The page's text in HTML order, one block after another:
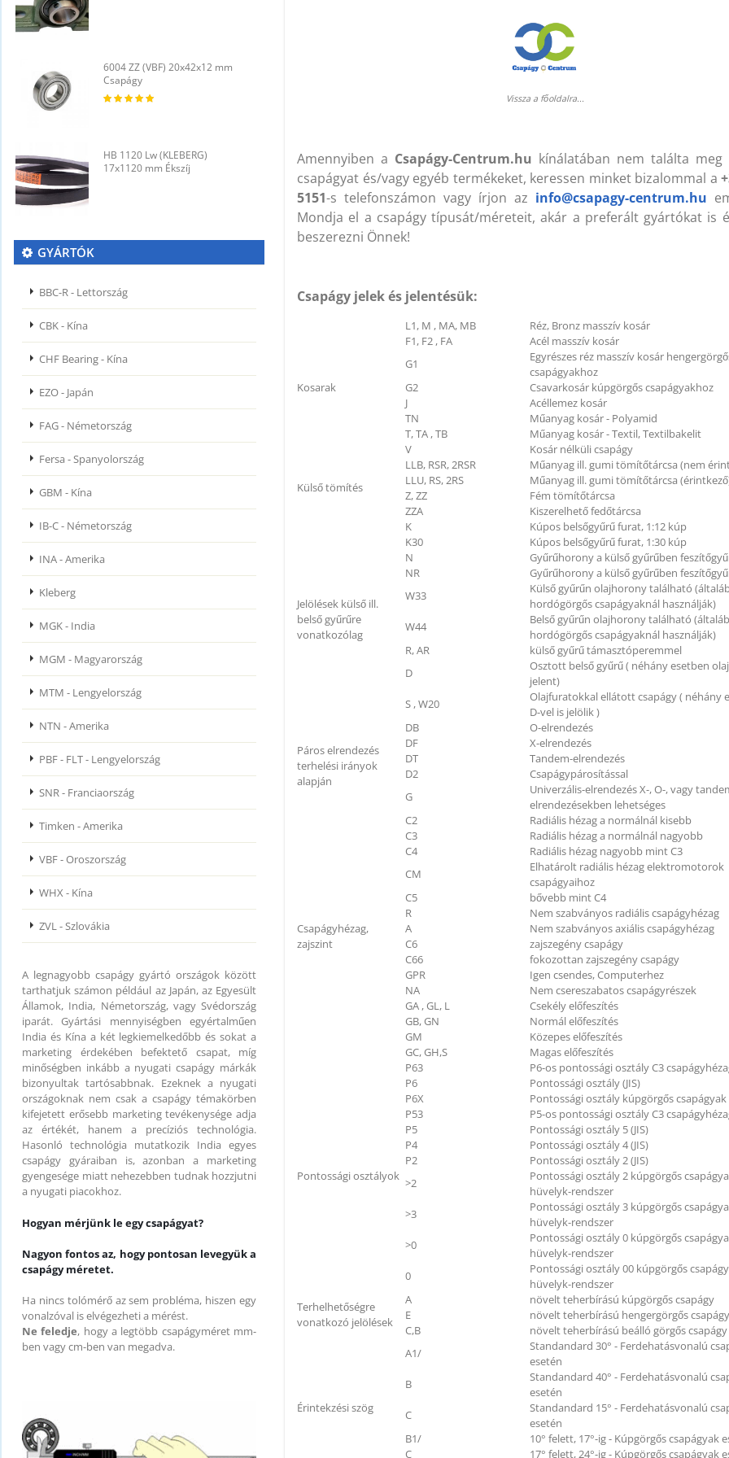
Vissza a főoldalra...
Amennyiben a Csapágy-Centrum.hu kínálatában nem találta meg
csapágyat és/vagy egyéb termékeket, keressen minket bizalommal a
5151-s telefonszámon vagy írjon az info@csapagy-centrum.hu
Mondja el a csapágy típusát/méreteit, akár a preferált gyártókat is
beszerezni Önnek!
Csapágy jelek és jelentésük:
Kosarak
L1, M , MA, MB
Réz, Bronz masszív kosár
F1, F2 , FA
Acél masszív kosár
G1
Egyrészes réz masszív kosár
csapágyakhoz
G2
Csavarkosár kúpgörgős csapágyakhoz
J
Acéllemez kosár
TN
Műanyag kosár - Polyamid
T, TA , TB
Műanyag kosár - Textil, Textilbakelit
V
Kosár nélküli csapágy
Külső tömítés
LLB, RSR, 2RSR
Műanyag ill. gumi tömítőtárcsa (nem
LLU, RS, 2RS
Műanyag ill. gumi tömítőtárcsa
Z, ZZ
Fém tömítőtárcsa
ZZA
Kiszerelhető fedőtárcsa
Jelölések külső ill.
belső gyűrűre
vonatkozólag
K
Kúpos belsőgyűrű furat, 1:12 kúp
K30
Kúpos belsőgyűrű furat, 1:30 kúp
N
Gyűrűhorony a külső gyűrűben
NR
Gyűrűhorony a külső gyűrűben
W33
Külső gyűrűn olajhorony található
hordógörgős csapágyaknál használják)
W44
Belső gyűrűn olajhorony található
hordógörgős csapágyaknál használják)
R, AR
külső gyűrű támasztóperemmel
D
Osztott belső gyűrű ( néhány esetben
jelent)
S , W20
Olajfuratokkal ellátott csapágy ( néhány
D-vel is jelölik )
Páros elrendezés
terhelési irányok
alapján
DB
O-elrendezés
DF
X-elrendezés
DT
Tandem-elrendezés
D2
Csapágypárosítással
G
Univerzális-elrendezés X-, O-, vagy
elrendezésekben lehetséges
Csapágyhézag,
zajszint
C2
Radiális hézag a normálnál kisebb
C3
Radiális hézag a normálnál nagyobb
C4
Radiális hézag nagyobb mint C3
CM
Elhatárolt radiális hézag elektromotorok
csapágyaihoz
C5
bővebb mint C4
R
Nem szabványos radiális csapágyhézag
A
Nem szabványos axiális csapágyhézag
C6
zajszegény csapágy
C66
fokozottan zajszegény csapágy
GPR
Igen csendes, Computerhez
NA
Nem csereszabatos csapágyrészek
GA , GL, L
Csekély előfeszítés
GB, GN
Normál előfeszítés
GM
Közepes előfeszítés
GC, GH,S
Magas előfeszítés
Pontossági osztályok
P63
P6-os pontossági osztály C3
P6
Pontossági osztály (JIS)
P6X
Pontossági osztály kúpgörgős csapágyak
P53
P5-os pontossági osztály C3
P5
Pontossági osztály 5 (JIS)
P4
Pontossági osztály 4 (JIS)
P2
Pontossági osztály 2 (JIS)
>2
Pontossági osztály 2 kúpgörgős
hüvelyk-rendszer
>3
Pontossági osztály 3 kúpgörgős
hüvelyk-rendszer
>0
Pontossági osztály 0 kúpgörgős
hüvelyk-rendszer
0
Pontossági osztály 00 kúpgörgős
hüvelyk-rendszer
Terhelhetőségre
vonatkozó jelölések
A
növelt teherbírású kúpgörgős csapágy
E
növelt teherbírású hengergörgős csapágy
C,B
növelt teherbírású beálló görgős csapágy
Érintekzési szög
A1/
Standandard 30° - Ferdehatásvonalú
esetén
B
Standandard 40° - Ferdehatásvonalú
esetén
C
Standandard 15° - Ferdehatásvonalú
esetén
B1/
10° felett, 17°-ig - Kúpgörgős csapágyak
C
17° felett, 24°-ig - Kúpgörgős csapágyak
6004 ZZ (VBF) 20x42x12 mm
Csapágy
HB 1120 Lw (KLEBERG)
17x1120 mm Ékszíj
HB 1120 Lw (KLEBERG)
17x1120 mm Ékszíj
HB 1120 Lw (KLEBERG)
17x1120 mm Ékszíj
GYÁRTÓK
BBC-R - Lettország
CBK - Kína
CHF Bearing - Kína
EZO - Japán
FAG - Németország
Fersa - Spanyolország
GBM - Kína
IB-C - Németország
INA - Amerika
Kleberg
MGK - India
MGM - Magyarország
MTM - Lengyelország
NTN - Amerika
PBF - FLT - Lengyelország
SNR - Franciaország
Timken - Amerika
VBF - Oroszország
WHX - Kína
ZVL - Szlovákia
A legnagyobb csapágy gyártó országok között
tarthatjuk számon például az Japán, az Egyesült
Államok, India, Németország, vagy Svédország
iparát. Gyártási mennyiségben egyértalműen
India és Kína a két legkiemelkedőbb és sokat a
marketing érdekében befektető csapat, míg
minőségben inkább a nyugati csapágy márkák
bizonyultak tartósabbnak. Ezeknek a nyugati
országoknak nem csak a csapágy témakörben
kifejetett erősebb marketing tevékenysége adja
az értékét, hanem a precíziós technológia.
Hasonló technológia mutatkozik India egyes
csapágy gyáraiban is, azonban a marketing
gyengesége miatt nehezebben tudnak hozzjutni
a nyugati piacokhoz.
Hogyan mérjünk le egy csapágyat?
Nagyon fontos az, hogy pontosan levegyük a
csapágy méretet.
Ha nincs tolómérő az sem probléma, hiszen egy
vonalzóval is elvégezheti a mérést.
Ne feledje, hogy a legtöbb csapágyméret mm-
ben vagy cm-ben van megadva.